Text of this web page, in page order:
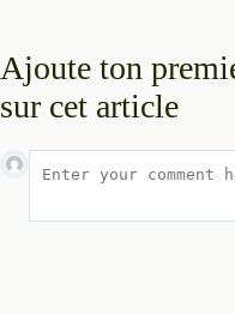
Ajoute ton
sur cet article